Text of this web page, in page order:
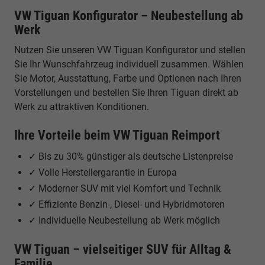
VW Tiguan Konfigurator – Neubestellung ab
Werk
Nutzen Sie unseren VW Tiguan Konfigurator und stellen
Sie Ihr Wunschfahrzeug individuell zusammen. Wählen
Sie Motor, Ausstattung, Farbe und Optionen nach Ihren
Vorstellungen und bestellen Sie Ihren Tiguan direkt ab
Werk zu attraktiven Konditionen.
Ihre Vorteile beim VW Tiguan Reimport
✓ Bis zu 30% günstiger als deutsche Listenpreise
✓ Volle Herstellergarantie in Europa
✓ Moderner SUV mit viel Komfort und Technik
✓ Effiziente Benzin-, Diesel- und Hybridmotoren
✓ Individuelle Neubestellung ab Werk möglich
VW Tiguan – vielseitiger SUV für Alltag &